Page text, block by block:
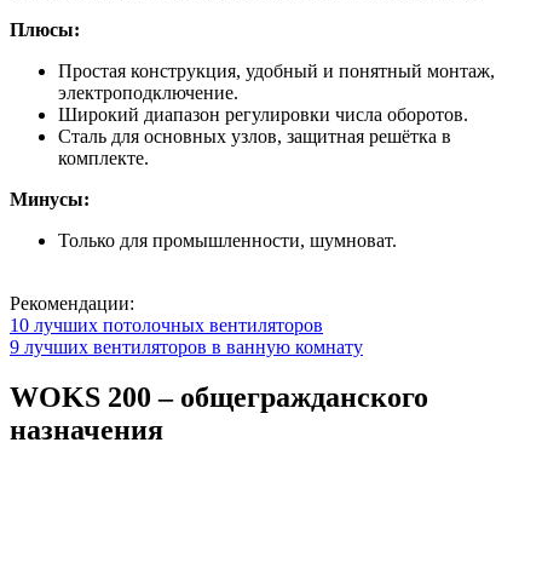
Плюсы:
Простая конструкция, удобный и понятный монтаж,
электроподключение.
Широкий диапазон регулировки числа оборотов.
Сталь для основных узлов, защитная решётка в
комплекте.
Минусы:
Только для промышленности, шумноват.
Рекомендации:
10 лучших потолочных вентиляторов
9 лучших вентиляторов в ванную комнату
WOKS 200 – общегражданского
назначения